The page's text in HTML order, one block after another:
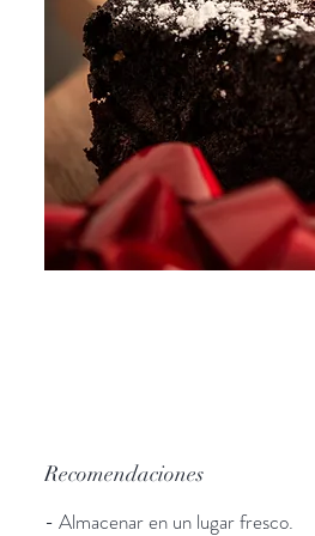
Recomendaciones
- Almacenar en un lugar fresco.